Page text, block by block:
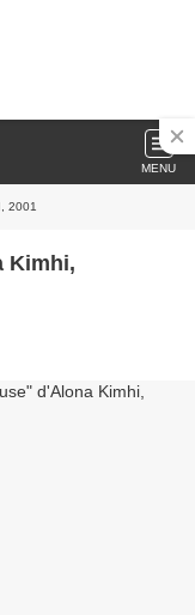
MENU
2001
Kimhi,